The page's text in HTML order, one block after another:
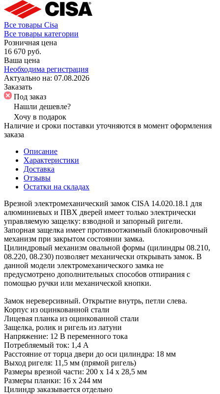
Все товары Cisa
Все товары категории
Розничная цена
16 670 руб.
Ваша цена
Необходима регистрация
Актуально на: 07.08.2026
Заказать
Под заказ
Нашли дешевле?
Хочу в подарок
Наличие и сроки поставки уточняются в момент оформления
заказа
Описание
Характеристики
Доставка
Отзывы
Остатки на складах
Врезной электромеханический замок CISA 14.020.18.1 для
алюминиевых и ПВХ дверей имеет только электрически
управляемую защелку: взводной и запорный ригели.
Запорная защелка имеет противоотжимный блокировочный
механизм при закрытом состоянии замка.
Цилиндровый механизм овальной формы (цилиндры 08.210,
08.220, 08.230) позволяет механически открывать замок. В
данной модели электромеханического замка не
предусмотрено дополнительных способов отпирания с
помощью ручки или механической кнопки.
Замок нереверсивный. Открытие внутрь, петли слева.
Корпус из оцинкованной стали
Лицевая планка из оцинкованной стали
Защелка, ролик и ригель из латуни
Напряжение: 12 В переменного тока
Потребляемый ток: 1,4 А
Расстояние от торца двери до оси цилиндра: 18 мм
Выход ригеля: 11,5 мм (прямой ригель)
Размеры врезной части: 200 x 14 x 28,5 мм
Размеры планки: 16 x 244 мм
Цилиндр заказывается отдельно